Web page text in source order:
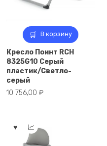
В корзину
Кресло Поинт RCH
8325G10 Серый
пластик/Светло-
серый
10 756,00 ₽